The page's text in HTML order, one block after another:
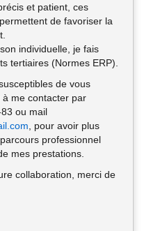
et patient, ces
de favoriser la
individuelle, je fais
tertiaires (Normes ERP).
de vous
me contacter par
ou mail
, pour avoir plus
professionnel
mes prestations.
collaboration, merci de